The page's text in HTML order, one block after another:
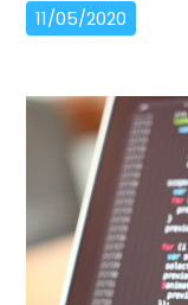
11/05/2020